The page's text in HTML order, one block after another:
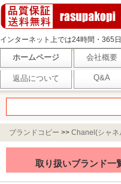
インターネット上では24時間・365
ホームページ 会社概要
返品について Q&A
ブランドコピー >> Chanel(シャネ
ンケース カードケース フラグメ
AP4040 B16959 94305
取り扱いブランド一